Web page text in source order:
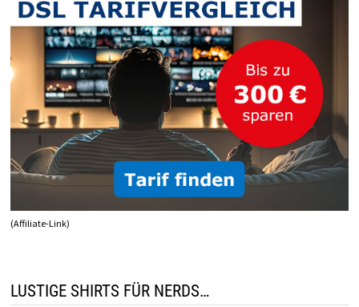
(Affiliate-Link)
LUSTIGE SHIRTS FÜR NERDS…